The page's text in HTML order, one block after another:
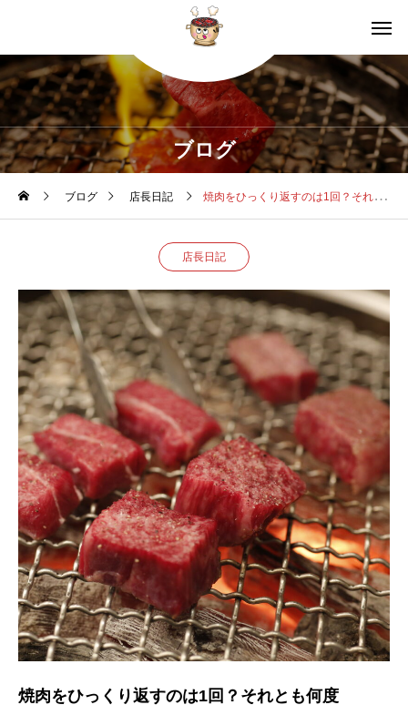
ブログ
ブログ 店長日記 焼肉をひっくり返すのは1回？それとも何度も？“美味しく焼ける”科学的な答え
店長日記
焼肉をひっくり返すのは1回？それとも何度